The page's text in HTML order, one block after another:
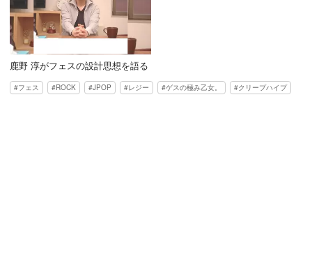
鹿野 淳がフェスの設計思想を語る
フェス ROCK JPOP レジー ゲスの極み乙女。 クリープハイプ